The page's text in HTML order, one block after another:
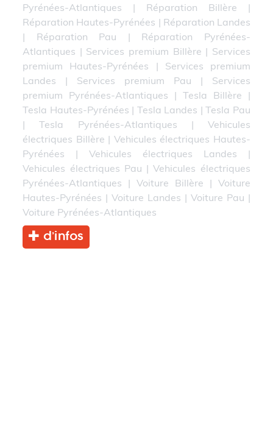
Pyrénées-Atlantiques | Réparation Billère |
Réparation Hautes-Pyrénées | Réparation Landes
| Réparation Pau | Réparation Pyrénées-
Atlantiques | Services premium Billère | Services
premium Hautes-Pyrénées | Services premium
Landes | Services premium Pau | Services
premium Pyrénées-Atlantiques | Tesla Billère |
Tesla Hautes-Pyrénées | Tesla Landes |Tesla Pau
|Tesla Pyrénées-Atlantiques | Vehicules
électriques Billère | Vehicules électriques Hautes-
Pyrénées |Vehicules électriques Landes |
Vehicules électriques Pau |Vehicules électriques
Pyrénées-Atlantiques |Voiture Billère | Voiture
Hautes-Pyrénées |Voiture Landes | Voiture Pau |
Voiture Pyrénées-Atlantiques
d’infos